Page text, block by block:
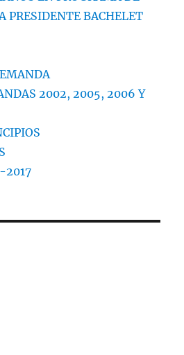
PRESIDENTE BACHELET
2002, 2005, 2006 Y
2017